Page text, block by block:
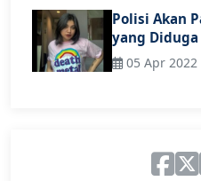
Polisi Akan
yang
05 Apr